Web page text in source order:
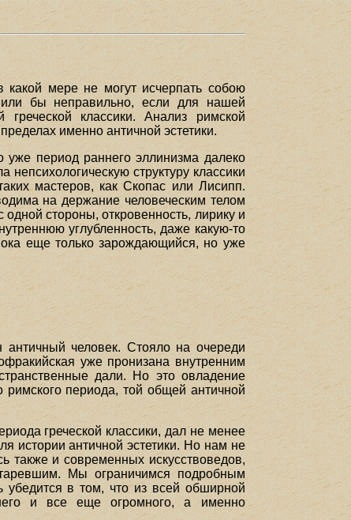
мере не могут исчерпать собою
бы неправильно, если для нашей
греческой классики. Анализ римской
именно античной эстетики.
уже период раннего эллинизма далеко
структуру классики
мастеров, как Скопас или Лисипп.
на держание человеческим телом
стороны, откровенность, лирику и
углубленность, даже какую-то
еще только зарождающийся, но уже
человек. Стояло на очереди
уже пронизана внутренним
дали. Но это овладение
римского периода, той общей античной
греческой классики, дал не менее
истории античной эстетики. Но нам не
также и современных искусствоведов,
Мы ограничимся подробным
убедится в том, что из всей обширной
и все еще огромного, а именно